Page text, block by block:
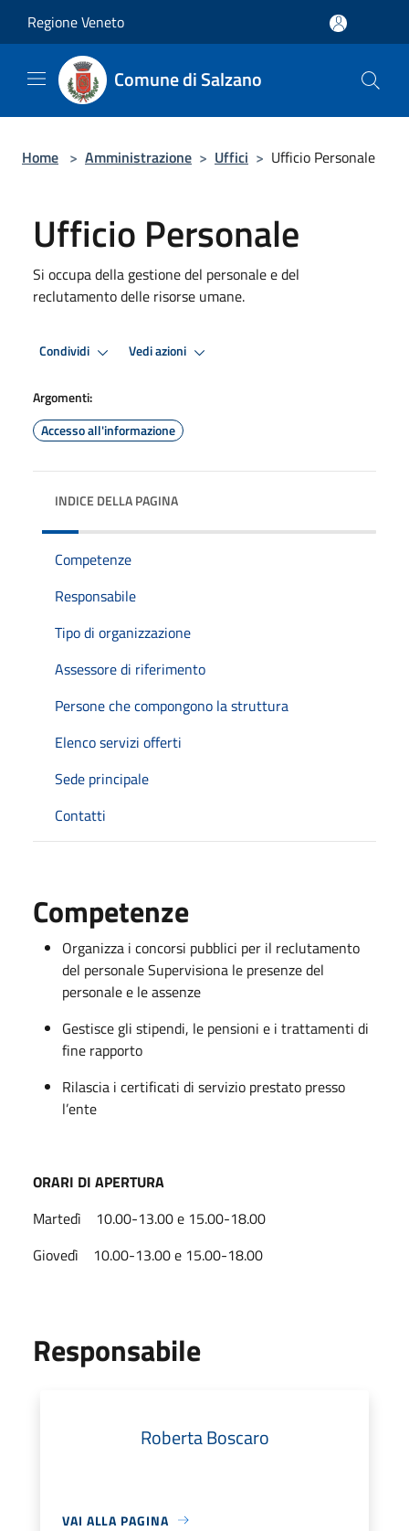
Regione Veneto
Comune di Salzano
Home > Amministrazione > Uffici > Ufficio Personale
Ufficio Personale
Si occupa della gestione del personale e del
reclutamento delle risorse umane.
Condividi Vedi azioni
Argomenti:
Accesso all'informazione
INDICE DELLA PAGINA
Competenze
Responsabile
Tipo di organizzazione
Assessore di riferimento
Persone che compongono la struttura
Elenco servizi offerti
Sede principale
Contatti
Competenze
Organizza i concorsi pubblici per il reclutamento
del personale Supervisiona le presenze del
personale e le assenze
Gestisce gli stipendi, le pensioni e i trattamenti di
fine rapporto
Rilascia i certificati di servizio prestato presso
l’ente
ORARI DI APERTURA
Martedì 10.00-13.00 e 15.00-18.00
Giovedì 10.00-13.00 e 15.00-18.00
Responsabile
Roberta Boscaro
VAI ALLA PAGINA